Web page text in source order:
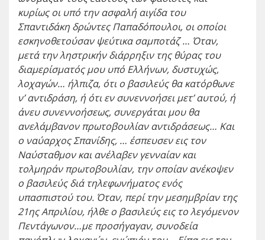
κυρίως οι υπό την ασφαλή αιγίδα του
Σπαντιδάκη δρώντες Παπαδόπουλοι, οι οποίοι
εσκηνοθετούσαν ψεύτικα σαμποτάζ… Όταν,
μετά τηνληστρικήν διάρρηξιν της θύρας του
διαμερίσματός μουυπό Ελλήνων, δυστυχώς,
λοχαγών… ήλπιζα, ότι ο βασιλεύς θα κατόρθωνε
ν’ αντιδράση, ή ότι εν συνεννοήσει μετ’ αυτού, ή
άνευ συνεννοήσεως, συνεργάται μου θα
ανελάμβανον πρωτοβουλίαν αντιδράσεως… Και
ο ναύαρχος Σπανίδης, … έσπευσεν εις τον
Ναύσταθμον και ανέλαβεν γενναίαν και
τολμηράν πρωτοβουλίαν, την οποίαν ανέκοψεν
ο βασιλεύς διά τηλεφωνήματος ενός
υπασπιστού του. Όταν, περί την μεσημβρίαν της
21ηςΑπριλίου, ήλθε ο βασιλεύς εις το λεγόμενον
Πεντάγωνον…με προσήγαγαν, συνοδεία